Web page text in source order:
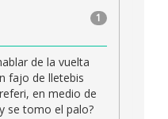
1
de la vuelta
fajo de lletebis
en medio de
se tomo el palo?